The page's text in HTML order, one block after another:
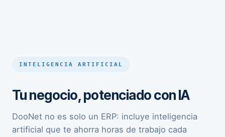
INTELIGENCIA ARTIFICIAL
Tu negocio, potenciado con IA
DooNet no es solo un ERP: incluye inteligencia
artificial que te ahorra horas de trabajo cada